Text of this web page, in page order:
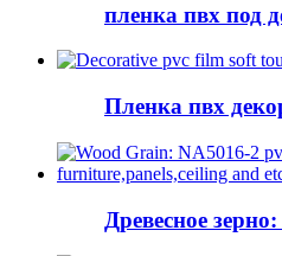
пленка пвх под
Пленка пвх
Древесное